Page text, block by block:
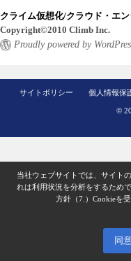
クライム仮想化/クラウド・エ
Copyright©2010 Climb Inc.
Proudly powered by
サイトポリシー 個人情報保
©
当社ウェブサイトでは、サイト
れは利用状況を分析をするため
方針（7.） Cookieを
同